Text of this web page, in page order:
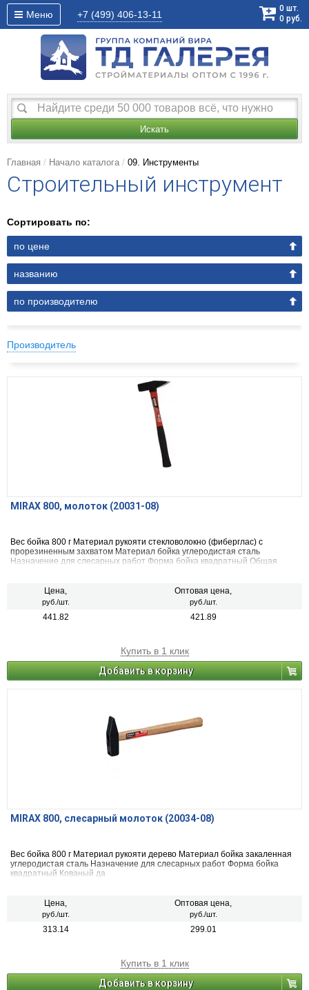
Меню +7 (499) 406-13-11
0 шт.
0 руб.
Искать
Главная Начало каталога 09. Инструменты
Строительный инструмент
Сортировать по:
по цене
названию
по производителю
Производитель
MIRAX 800, молоток (20031-08)
Вес бойка 800 г Материал рукояти стекловолокно (фиберглас) с
прорезиненным захватом Материал бойка углеродистая сталь
Назначение для слесарных работ Форма бойка квадратный Общая
Цена,
руб./шт.
Оптовая цена,
руб./шт.
441.82 421.89
Купить в 1 клик
Добавить в корзину
MIRAX 800, слесарный молоток (20034-08)
Вес бойка 800 г Материал рукояти дерево Материал бойка закаленная
углеродистая сталь Назначение для слесарных работ Форма бойка
квадратный Кованый да
Цена,
руб./шт.
Оптовая цена,
руб./шт.
313.14 299.01
Купить в 1 клик
Добавить в корзину